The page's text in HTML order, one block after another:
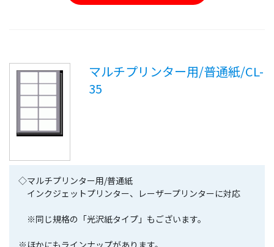
マルチプリンター用/普通紙/CL-
35
◇マルチプリンター用/普通紙
インクジェットプリンター、レーザープリンターに対応
※同じ規格の「光沢紙タイプ」もございます。